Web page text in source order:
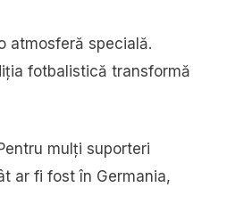
atmosferă specială.
fotbalistică transformă
mulți suporteri
ar fi fost în Germania,